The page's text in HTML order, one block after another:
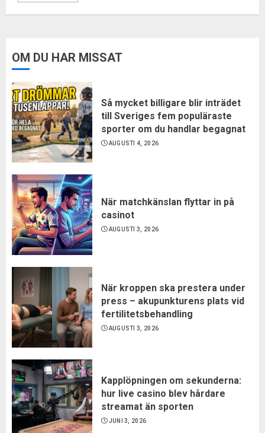
OM DU HAR MISSAT
Så mycket billigare blir inträdet
till Sveriges fem populäraste
sporter om du handlar begagnat
AUGUSTI 4, 2026
När matchkänslan flyttar in på
casinot
AUGUSTI 3, 2026
När kroppen ska prestera under
press – akupunkturens plats vid
fertilitetsbehandling
AUGUSTI 3, 2026
Kapplöpningen om sekunderna:
hur live casino blev hårdare
streamat än sporten
JUNI 3, 2026